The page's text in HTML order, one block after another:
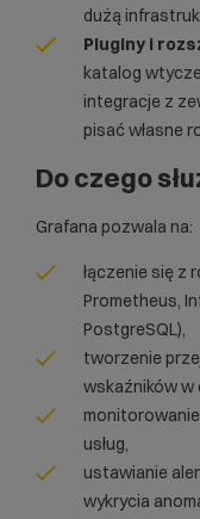
dużą
Pluginy i
katalog
integracje z
pisać własne
Do czego
Grafana pozwala na:
łączenie się z
Prometheus,
PostgreSQL),
tworzenie
wskaźników w
usług,
ustawianie
wykrycia